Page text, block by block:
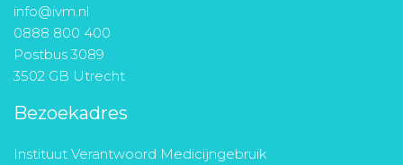
info@ivm.nl
0888 800 400
Postbus 3089
3502 GB Utrecht
Bezoekadres
Instituut Verantwoord Medicijngebruik